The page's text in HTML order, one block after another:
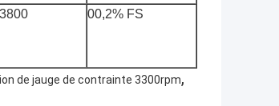
3800 00,2% FS
de jauge de contrainte 3300rpm,